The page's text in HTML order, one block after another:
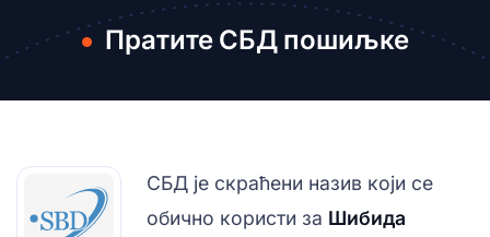
Пратите СБД пошиљке
СБД је скраћени назив који се
обично користи за Шибида